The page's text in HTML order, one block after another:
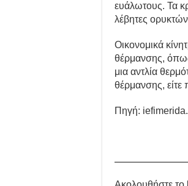
ευάλωτους. Τα
λέβητες
Οικονομικά
θέρμανσης,
μια αντλία
θέρμανσης, είτε
Πηγή: